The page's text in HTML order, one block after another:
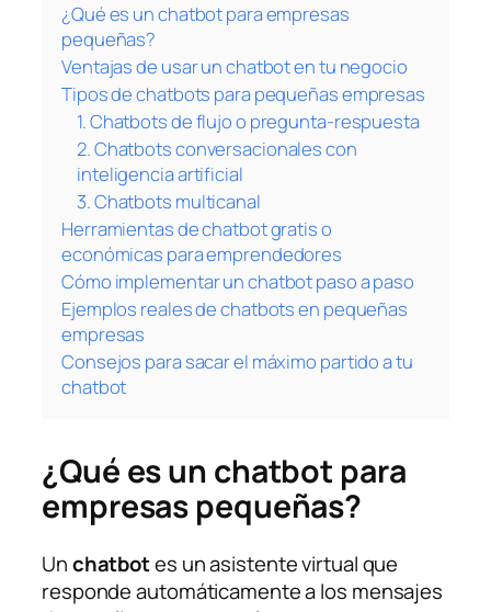
¿Qué es un chatbot para empresas
pequeñas?
Ventajas de usar un chatbot en tu negocio
Tipos de chatbots para pequeñas empresas
1. Chatbots de flujo o pregunta-respuesta
2. Chatbots conversacionales con
inteligencia artificial
3. Chatbots multicanal
Herramientas de chatbot gratis o
económicas para emprendedores
Cómo implementar un chatbot paso a paso
Ejemplos reales de chatbots en pequeñas
empresas
Consejos para sacar el máximo partido a tu
chatbot
¿Qué es un chatbot para
empresas pequeñas?
Unchatbotes un asistente virtual que
responde automáticamente a los mensajes